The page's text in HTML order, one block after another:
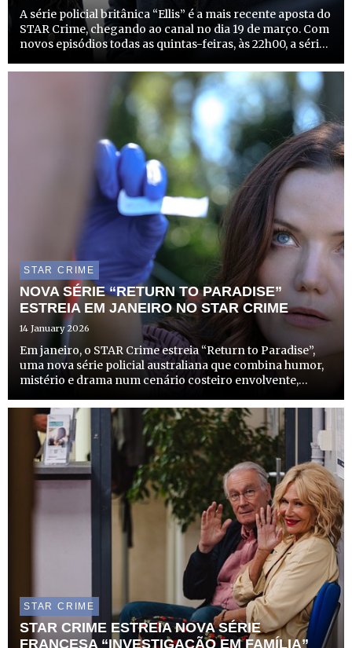
A série policial britânica “Ellis” é a mais recente aposta do
STAR Crime, chegando ao canal no dia 19 de março. Com
novos episódios todas as quintas-feiras, às 22h00, a série
complexas e cheias de suspense no norte de In...
STAR CRIME
NOVA SÉRIE “RETURN TO PARADISE”
ESTREIA EM JANEIRO NO STAR CRIME
14 January 2026
Em janeiro, o STAR Crime estreia “Return to Paradise”,
uma nova série policial australiana que combina humor,
mistério e drama num cenário costeiro envolvente,
STAR CRIME
STAR CRIME ESTREIA NOVA SÉRIE
FRANCESA “INVESTIGAÇÃO EM FAMÍLIA”